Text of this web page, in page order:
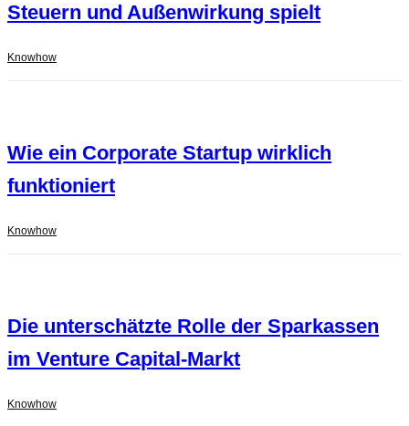
Steuern und Außenwirkung spielt
Knowhow
Wie ein Corporate Startup wirklich
funktioniert
Knowhow
Die unterschätzte Rolle der Sparkassen
im Venture Capital-Markt
Knowhow